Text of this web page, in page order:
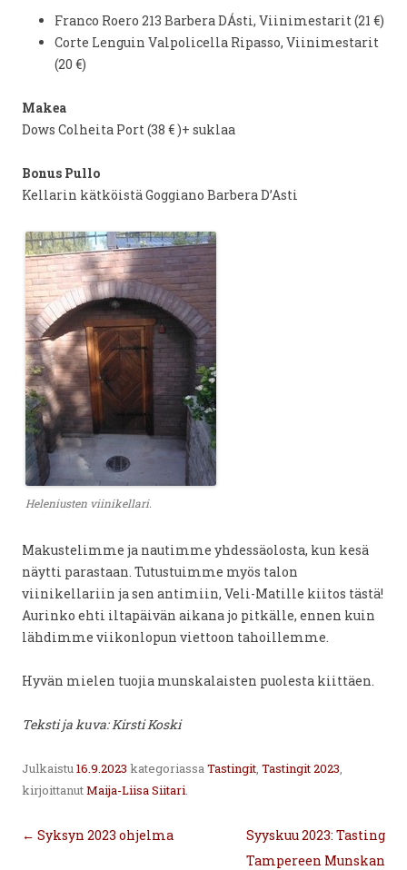
Franco Roero 213 Barbera DÁsti, Viinimestarit (21 €)
Corte Lenguin Valpolicella Ripasso, Viinimestarit
(20 €)
Makea
Dows Colheita Port (38 € )+ suklaa
Bonus Pullo
Kellarin kätköistä Goggiano Barbera D’Asti
Heleniusten viinikellari.
Makustelimme ja nautimme yhdessäolosta, kun kesä
näytti parastaan. Tutustuimme myös talon
viinikellariin ja sen antimiin, Veli-Matille kiitos tästä!
Aurinko ehti iltapäivän aikana jo pitkälle, ennen kuin
lähdimme viikonlopun viettoon tahoillemme.
Hyvän mielen tuojia munskalaisten puolesta kiittäen.
Teksti ja kuva: Kirsti Koski
Julkaistu16.9.2023 kategoriassaTastingit, Tastingit 2023,
kirjoittanutMaija-Liisa Siitari.
Artikkelien
← Syksyn 2023 ohjelma
Syyskuu 2023: Tasting
Tampereen Munskan